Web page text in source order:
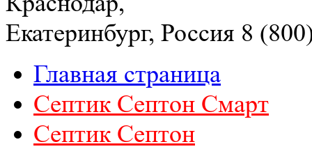
Екатеринбург, Россия 8
Главная страница
Септик Септон Смарт
Септик Cептон